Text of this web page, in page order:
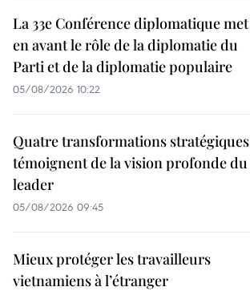
La 33e Conférence diplomatique met
en avant le rôle de la diplomatie du
Parti et de la diplomatie populaire
05/08/2026 10:22
Quatre transformations stratégiques
témoignent de la vision profonde du
leader
05/08/2026 09:45
Mieux protéger les travailleurs
vietnamiens à l’étranger